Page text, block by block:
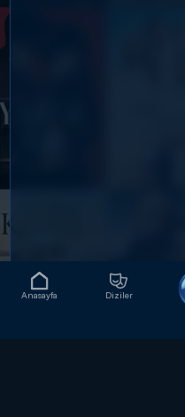
Anasayfa Diziler